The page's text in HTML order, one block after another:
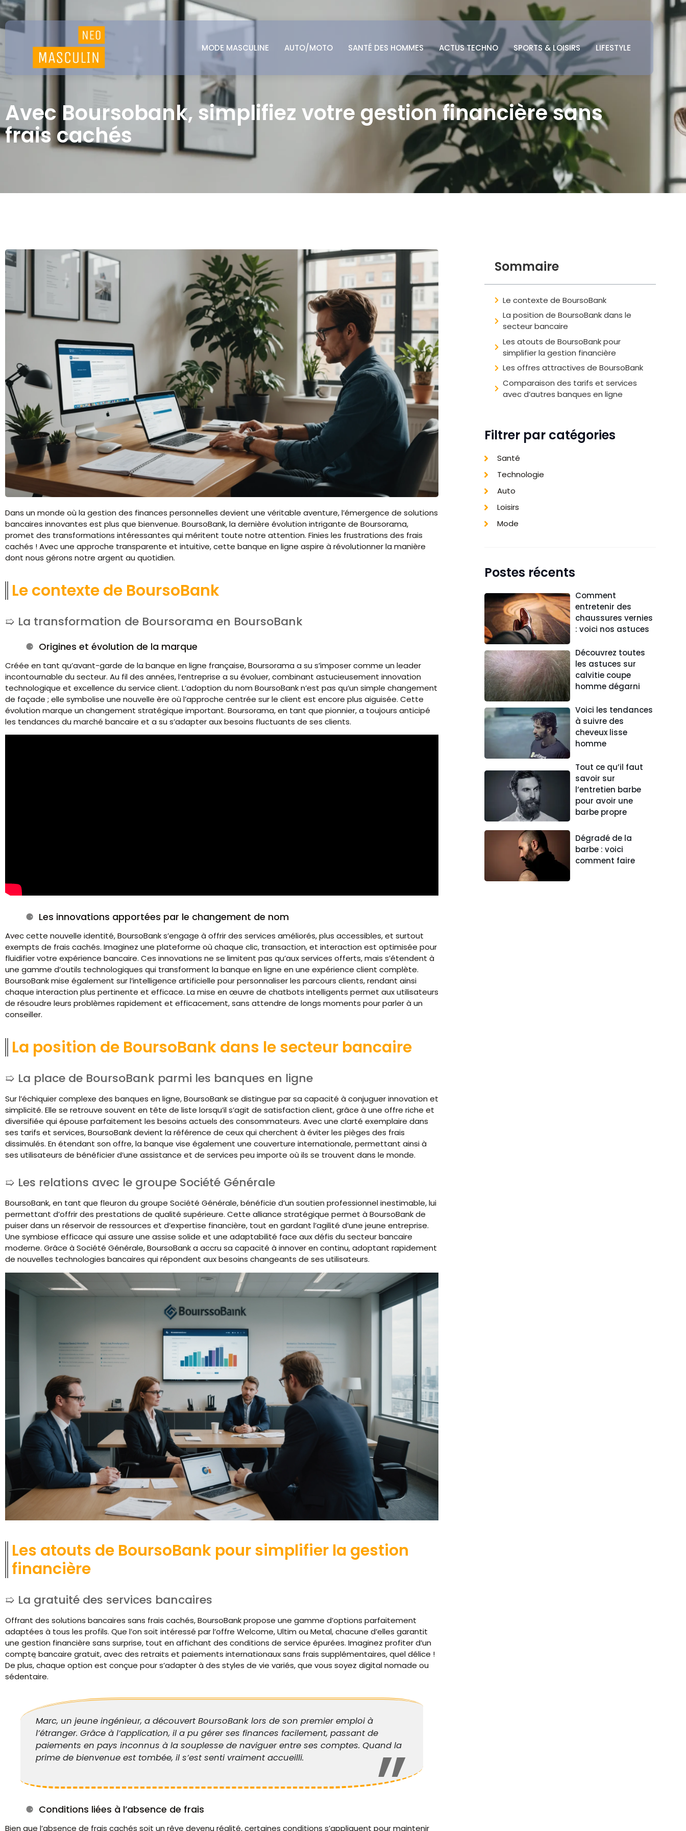
MODE MASCULINE AUTO/MOTO SANTÉ DES HOMMES ACTUS TECHNO SPORTS & LOISIRS LIFESTYLE
Avec Boursobank, simplifiez votre gestion financière sans
frais cachés
Dans un monde où la gestion des finances personnelles devient une véritable aventure, l’émergence de solutions
bancaires innovantes est plus que bienvenue. BoursoBank, la dernière évolution intrigante de Boursorama,
promet des transformations intéressantes qui méritent toute notre attention. Finies les frustrations des frais
cachés ! Avec une approche transparente et intuitive, cette banque en ligne aspire à révolutionner la manière
dont nous gérons notre argent au quotidien.
Le contexte de BoursoBank
La transformation de Boursorama en BoursoBank
Origines et évolution de la marque
Créée en tant qu’avant-garde de la banque en ligne française, Boursorama a su s’imposer comme un leader
incontournable du secteur. Au fil des années, l’entreprise a su évoluer, combinant astucieusement innovation
technologique et excellence du service client. L’adoption du nom BoursoBank n’est pas qu’un simple changement
de façade ; elle symbolise une nouvelle ère où l’approche centrée sur le client est encore plus aiguisée. Cette
évolution marque un changement stratégique important. Boursorama, en tant que pionnier, a toujours anticipé
les tendances du marché bancaire et a su s’adapter aux besoins fluctuants de ses clients.
Les innovations apportées par le changement de nom
Avec cette nouvelle identité, BoursoBank s’engage à offrir des services améliorés, plus accessibles, et surtout
exempts de frais cachés. Imaginez une plateforme où chaque clic, transaction, et interaction est optimisée pour
fluidifier votre expérience bancaire. Ces innovations ne se limitent pas qu’aux services offerts, mais s’étendent à
une gamme d’outils technologiques qui transforment la banque en ligne en une expérience client complète.
BoursoBank mise également sur l’intelligence artificielle pour personnaliser les parcours clients, rendant ainsi
chaque interaction plus pertinente et efficace. La mise en œuvre de chatbots intelligents permet aux utilisateurs
de résoudre leurs problèmes rapidement et efficacement, sans attendre de longs moments pour parler à un
conseiller.
La position de BoursoBank dans le secteur bancaire
La place de BoursoBank parmi les banques en ligne
Sur l’échiquier complexe des banques en ligne, BoursoBank se distingue par sa capacité à conjuguer innovation et
simplicité. Elle se retrouve souvent en tête de liste lorsqu’il s’agit de satisfaction client, grâce à une offre riche et
diversifiée qui épouse parfaitement les besoins actuels des consommateurs. Avec une clarté exemplaire dans
ses tarifs et services, BoursoBank devient la référence de ceux qui cherchent à éviter les pièges des frais
dissimulés. En étendant son offre, la banque vise également une couverture internationale, permettant ainsi à
ses utilisateurs de bénéficier d’une assistance et de services peu importe où ils se trouvent dans le monde.
Les relations avec le groupe Société Générale
BoursoBank, en tant que fleuron du groupe Société Générale, bénéficie d’un soutien professionnel inestimable, lui
permettant d’offrir des prestations de qualité supérieure. Cette alliance stratégique permet à BoursoBank de
puiser dans un réservoir de ressources et d’expertise financière, tout en gardant l’agilité d’une jeune entreprise.
Une symbiose efficace qui assure une assise solide et une adaptabilité face aux défis du secteur bancaire
moderne. Grâce à Société Générale, BoursoBank a accru sa capacité à innover en continu, adoptant rapidement
de nouvelles technologies bancaires qui répondent aux besoins changeants de ses utilisateurs.
Les atouts de BoursoBank pour simplifier la gestion
financière
La gratuité des services bancaires
Offrant des solutions bancaires sans frais cachés, BoursoBank propose une gamme d’options parfaitement
adaptées à tous les profils. Que l’on soit intéressé par l’offre Welcome, Ultim ou Metal, chacune d’elles garantit
une gestion financière sans surprise, tout en affichant des conditions de service épurées. Imaginez profiter d’un
compte bancaire gratuit, avec des retraits et paiements internationaux sans frais supplémentaires, quel délice !
De plus, chaque option est conçue pour s’adapter à des styles de vie variés, que vous soyez digital nomade ou
sédentaire.
Marc, un jeune ingénieur, a découvert BoursoBank lors de son premier emploi à
l’étranger. Grâce à l’application, il a pu gérer ses finances facilement, passant de
paiements en pays inconnus à la souplesse de naviguer entre ses comptes. Quand la
prime de bienvenue est tombée, il s’est senti vraiment accueilli.
Conditions liées à l’absence de frais
Bien que l’absence de frais cachés soit un rêve devenu réalité, certaines conditions s’appliquent pour maintenir
Sommaire
Le contexte de BoursoBank
La position de BoursoBank dans le
secteur bancaire
Les atouts de BoursoBank pour
simplifier la gestion financière
Les offres attractives de BoursoBank
Comparaison des tarifs et services
avec d’autres banques en ligne
Filtrer par catégories
Santé
Technologie
Auto
Loisirs
Mode
Postes récents
Comment
entretenir des
chaussures vernies
: voici nos astuces
Découvrez toutes
les astuces sur
calvitie coupe
homme dégarni
Voici les tendances
à suivre des
cheveux lisse
homme
Tout ce qu’il faut
savoir sur
l’entretien barbe
pour avoir une
barbe propre
Dégradé de la
barbe : voici
comment faire